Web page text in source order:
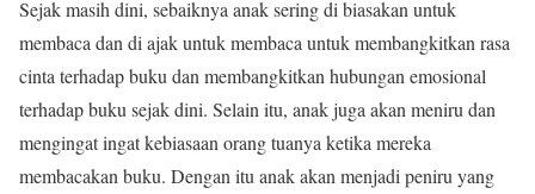
Sejak masih dini, sebaiknya anak sering di biasakan untuk
membaca dan di ajak untuk membaca untuk membangkitkan rasa
cinta terhadap buku dan membangkitkan hubungan emosional
terhadap buku sejak dini. Selain itu, anak juga akan meniru dan
mengingat ingat kebiasaan orang tuanya ketika mereka
membacakan buku. Dengan itu anak akan menjadi peniru yang